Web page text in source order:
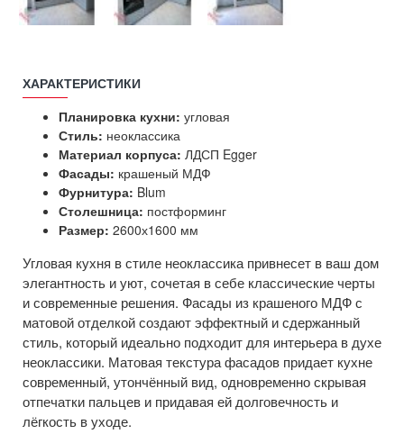
ХАРАКТЕРИСТИКИ
Планировка кухни: угловая
Стиль: неоклассика
Материал корпуса: ЛДСП Egger
Фасады: крашеный МДФ
Фурнитура: Blum
Столешница: постформинг
Размер: 2600х1600 мм
Угловая кухня в стиле неоклассика привнесет в ваш дом
элегантность и уют, сочетая в себе классические черты
и современные решения. Фасады из крашеного МДФ с
матовой отделкой создают эффектный и сдержанный
стиль, который идеально подходит для интерьера в духе
неоклассики. Матовая текстура фасадов придает кухне
современный, утончённый вид, одновременно скрывая
отпечатки пальцев и придавая ей долговечность и
лёгкость в уходе.